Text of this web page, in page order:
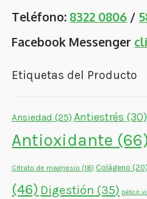
Teléfono: 8322 0806 /
Facebook Messenger
Etiquetas del Producto
Ansiedad (25) Antiestrés (30)
Antioxidante
Citrato de magnesio (18) Colágeno (20)
(46) Digestión (35) Déficit